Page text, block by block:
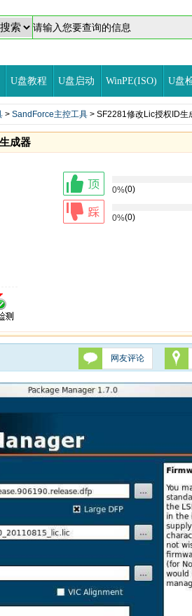
U盘教程 U盘启动 WinPE(ISO) U盘
> SandForce主控工具 > SF2281修改Lic授权ID生
成器
0%(0)
0%(0)
网友评论